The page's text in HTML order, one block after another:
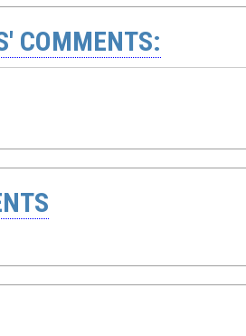
COMMENTS: